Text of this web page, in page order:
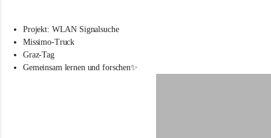
s
s
c
Projekt: WLAN Signalsuche
Missimo-Truck
Graz-Tag
Gemeinsam lernen und forschen✨